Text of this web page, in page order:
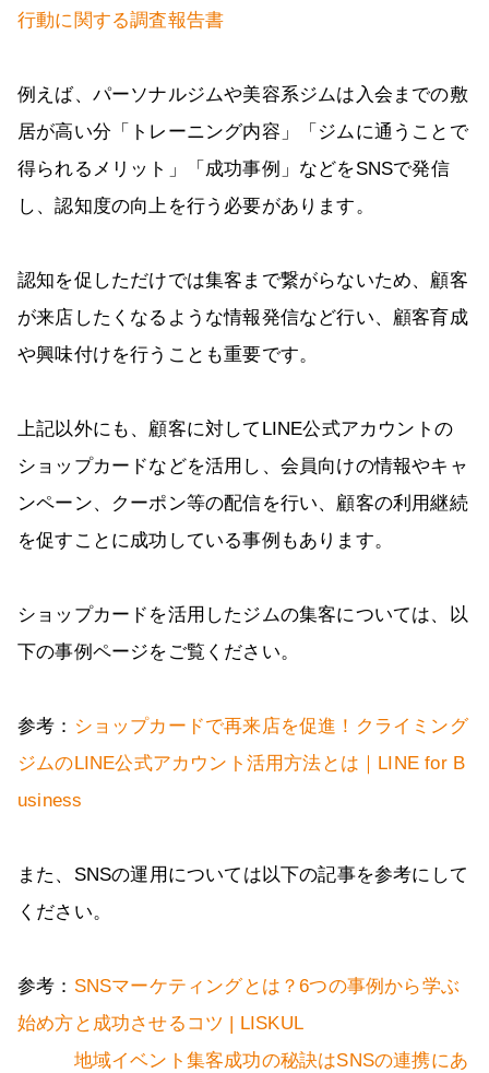
行動に関する調査報告書
例えば、パーソナルジムや美容系ジムは入会までの敷
居が高い分「トレーニング内容」「ジムに通うことで
得られるメリット」「成功事例」などをSNSで発信
し、認知度の向上を行う必要があります。
認知を促しただけでは集客まで繋がらないため、顧客
が来店したくなるような情報発信など行い、顧客育成
や興味付けを行うことも重要です。
上記以外にも、顧客に対してLINE公式アカウントの
ショップカードなどを活用し、会員向けの情報やキャ
ンペーン、クーポン等の配信を行い、顧客の利用継続
を促すことに成功している事例もあります。
ショップカードを活用したジムの集客については、以
下の事例ページをご覧ください。
参考： ショップカードで再来店を促進！クライミング
ジムのLINE公式アカウント活用方法とは｜LINE for B
usiness
また、SNSの運用については以下の記事を参考にして
ください。
参考： SNSマーケティングとは？6つの事例から学ぶ
始め方と成功させるコツ | LISKUL
地域イベント集客成功の秘訣はSNSの連携にあ